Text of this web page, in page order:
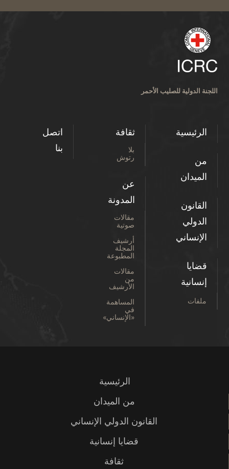
اللجنة الدولية للصليب الأحمر
الرئيسية
من
الميدان
القانون
الدولي
الإنساني
قضايا
إنسانية
ملفات
ثقافة
بلا
رتوش
عن
المدونة
مقالات
صوتية
أرشيف
المجلة
المطبوعة
مقالات
من
الأرشيف
المساهمة
في
«الإنساني»
اتصل
بنا
الرئيسية
من الميدان
القانون الدولي الإنساني
قضايا إنسانية
ثقافة